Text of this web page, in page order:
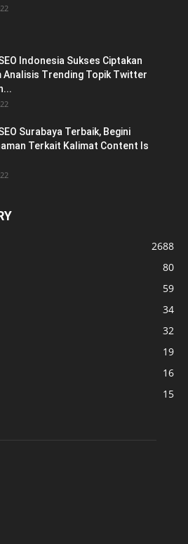
Indonesia Sukses Ciptakan
Analisis Trending Topik Twitter
Surabaya Terbaik, Begini
Terkait Kalimat Content Is
2688
80
59
34
32
19
16
15